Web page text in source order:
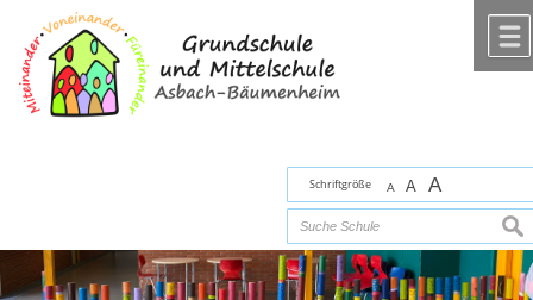
Zum Inhalt,
Schriftgröße A A A